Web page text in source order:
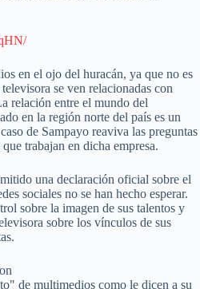
en el ojo del huracán, ya que no es
se ven relacionadas con
relación entre el mundo del
en la región norte del país es un
de Sampayo reaviva las preguntas
trabajan en dicha empresa.
una declaración oficial sobre el
sociales no se han hecho esperar.
sobre la imagen de sus talentos y
sobre los vínculos de sus
de multimedios como le dicen a su